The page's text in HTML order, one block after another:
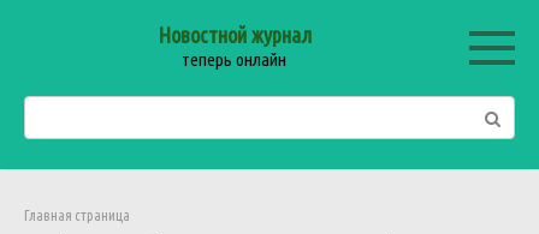
Новостной журнал
теперь онлайн
Главная страница